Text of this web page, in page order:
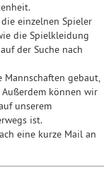
einzelnen Spieler
die Spielkleidung
der Suche nach
gebaut,
können wir
unserem
ist.
eine kurze Mail an